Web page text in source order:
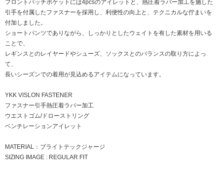
フロントパッチポケットには4pcsのアイレットと、熱圧着ラバー加工を施した
引手を付属したファスナーを採用し、利便性の向上と、テクニカルな佇まいを
付加しました。
ショートパンツでありながら、しっかりとしたウェイトを有した素材を用いる
ことで、
レギンスとのレイヤードやシューズ、ソックスとのバランスの取り方によっ
て、
長いシーズンでの着用が見込めるアイテムになっています。
YKK VISLON FASTENER
ファスナー引手熱圧着ラバー加工
ウエストゴム/ドローストリング
ベンチレーションアイレット
MATERIAL：ブライトテックジャージ
SIZING IMAGE : REGULAR FIT